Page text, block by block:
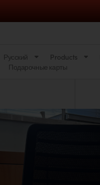
Русский Products
Подарочные карты